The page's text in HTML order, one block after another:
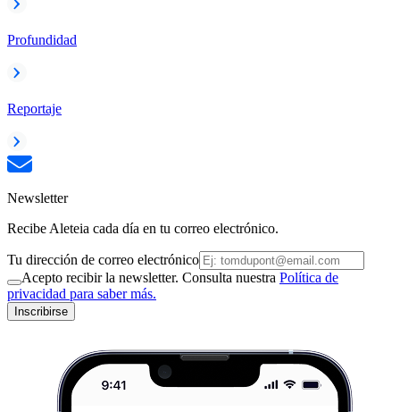
Profundidad
Reportaje
Newsletter
Recibe Aleteia cada día en tu correo electrónico.
Tu dirección de correo electrónico
Acepto recibir la newsletter. Consulta nuestra Política de
privacidad para saber más.
Inscribirse